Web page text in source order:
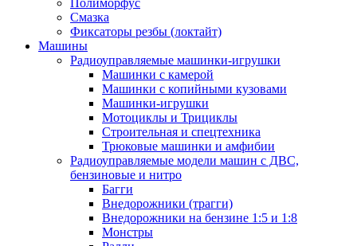
Полиморфус
Смазка
Фиксаторы резбы (локтайт)
Машины
Радиоуправляемые машинки-игрушки
Машинки с камерой
Машинки с копийными кузовами
Машинки-игрушки
Мотоциклы и Трициклы
Строительная и спецтехника
Трюковые машинки и амфибии
Радиоуправляемые модели машин с ДВС,
бензиновые и нитро
Багги
Внедорожники (трагги)
Внедорожники на бензине 1:5 и 1:8
Монстры